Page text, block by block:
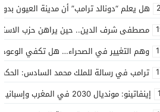
هل يعلم “دونالد ترامب” أن مدينة العيون بدون
مصطفى شرف الدين.. حين يراهن حزب
وهم التغيير في الصحراء… هل تكفي الوعود
ترامب في رسالة للملك محمد السادس:
إينفاتينو: مونديال 2030 في المغرب وإسبانيا والبرتغال سيكون “الأجمل في التاريخ”